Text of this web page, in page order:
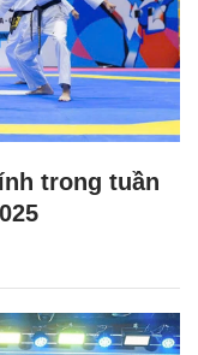
trong tuần